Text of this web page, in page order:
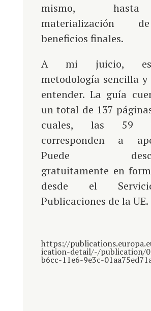
mismo,
materialización
beneficios finales.
A mi juicio,
metodología sencilla
entender. La guía
un total de 137
cuales, las 59
corresponden a
Puede
gratuitamente en
desde el
Publicaciones de la UE.
https://
ication-detail/-/publication/
b6cc-11e6-9e3c-